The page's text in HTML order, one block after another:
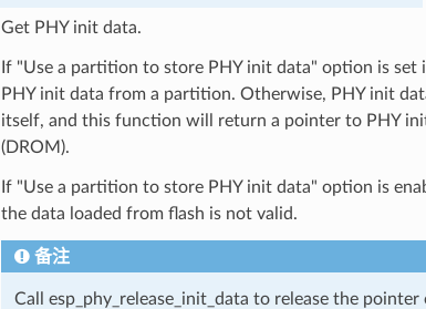
Get PHY init data.
If "Use a partition to store PHY init data" option is
PHY init data from a partition. Otherwise, PHY init
itself, and this function will return a pointer to PHY
(DROM).
If "Use a partition to store PHY init data" option is
the data loaded from flash is not valid.
备注
Call esp_phy_release_init_data to release the